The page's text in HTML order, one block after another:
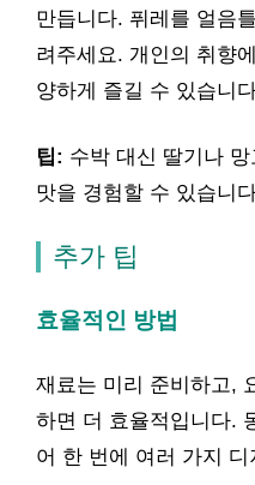
만듭니다. 퓌레를 얼음
려주세요. 개인의 취향
양하게 즐길 수 있습니
팁: 수박 대신 딸기나
맛을 경험할 수 있습니
추가 팁
효율적인 방법
재료는 미리 준비하고,
하면 더 효율적입니다.
어 한 번에 여러 가지